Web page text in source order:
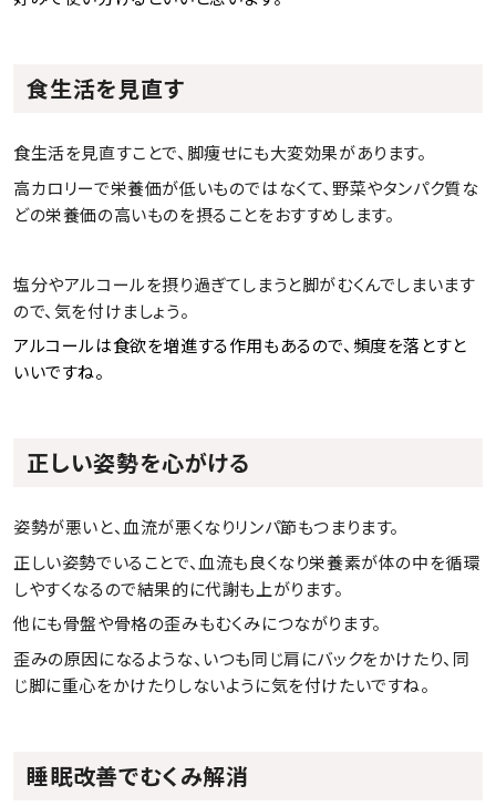
食生活を見直す
食生活を見直すことで、脚痩せにも大変効果があります。
高カロリーで栄養価が低いものではなくて、野菜やタンパク質な
どの栄養価の高いものを摂ることをおすすめします。
塩分やアルコールを摂り過ぎてしまうと脚がむくんでしまいます
ので、気を付けましょう。
アルコールは食欲を増進する作用もあるので、頻度を落とすと
いいですね。
正しい姿勢を心がける
姿勢が悪いと、血流が悪くなりリンパ節もつまります。
正しい姿勢でいることで、血流も良くなり栄養素が体の中を循環
しやすくなるので結果的に代謝も上がります。
他にも骨盤や骨格の歪みもむくみにつながります。
歪みの原因になるような、いつも同じ肩にバックをかけたり、同
じ脚に重心をかけたりしないように気を付けたいですね。
睡眠改善でむくみ解消